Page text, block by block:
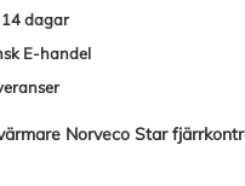
dagar
E-handel
Norveco Star